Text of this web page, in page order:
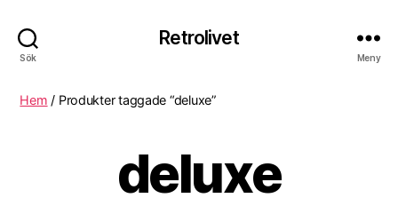
Sök
Retrolivet
Meny
Hem / Produkter taggade “deluxe”
deluxe